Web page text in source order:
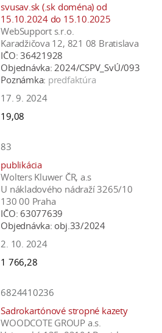
svusav.sk (.sk doména) od
15.10.2024 do 15.10.2025
WebSupport s.r.o.
Karadžičova 12, 821 08 Bratislava
IČO: 36421928
Objednávka: 2024/CSPV_SvÚ/093
Poznámka: predfaktúra
17. 9. 2024
19,08
83
publikácia
Wolters Kluwer ČR, a.s
U nákladového nádraží 3265/10
130 00 Praha
IČO: 63077639
Objednávka: obj.33/2024
2. 10. 2024
1 766,28
6824410236
Sadrokartónové stropné kazety
WOODCOTE GROUP a.s.